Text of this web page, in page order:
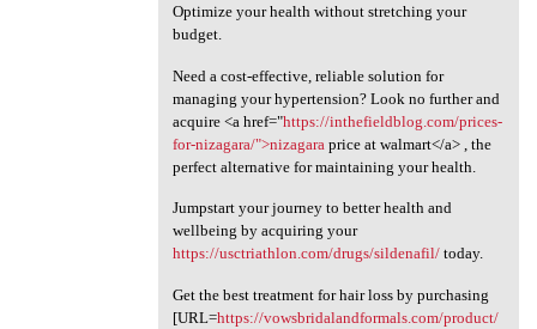
Optimize your health without stretching your
budget.
Need a cost-effective, reliable solution for
managing your hypertension? Look no further and
acquire <a href="https://inthefieldblog.com/prices-
for-nizagara/">nizagara price at walmart</a> , the
perfect alternative for maintaining your health.
Jumpstart your journey to better health and
wellbeing by acquiring your
https://usctriathlon.com/drugs/sildenafil/today.
Get the best treatment for hair loss by purchasing
[URL=https://vowsbridalandformals.com/product/